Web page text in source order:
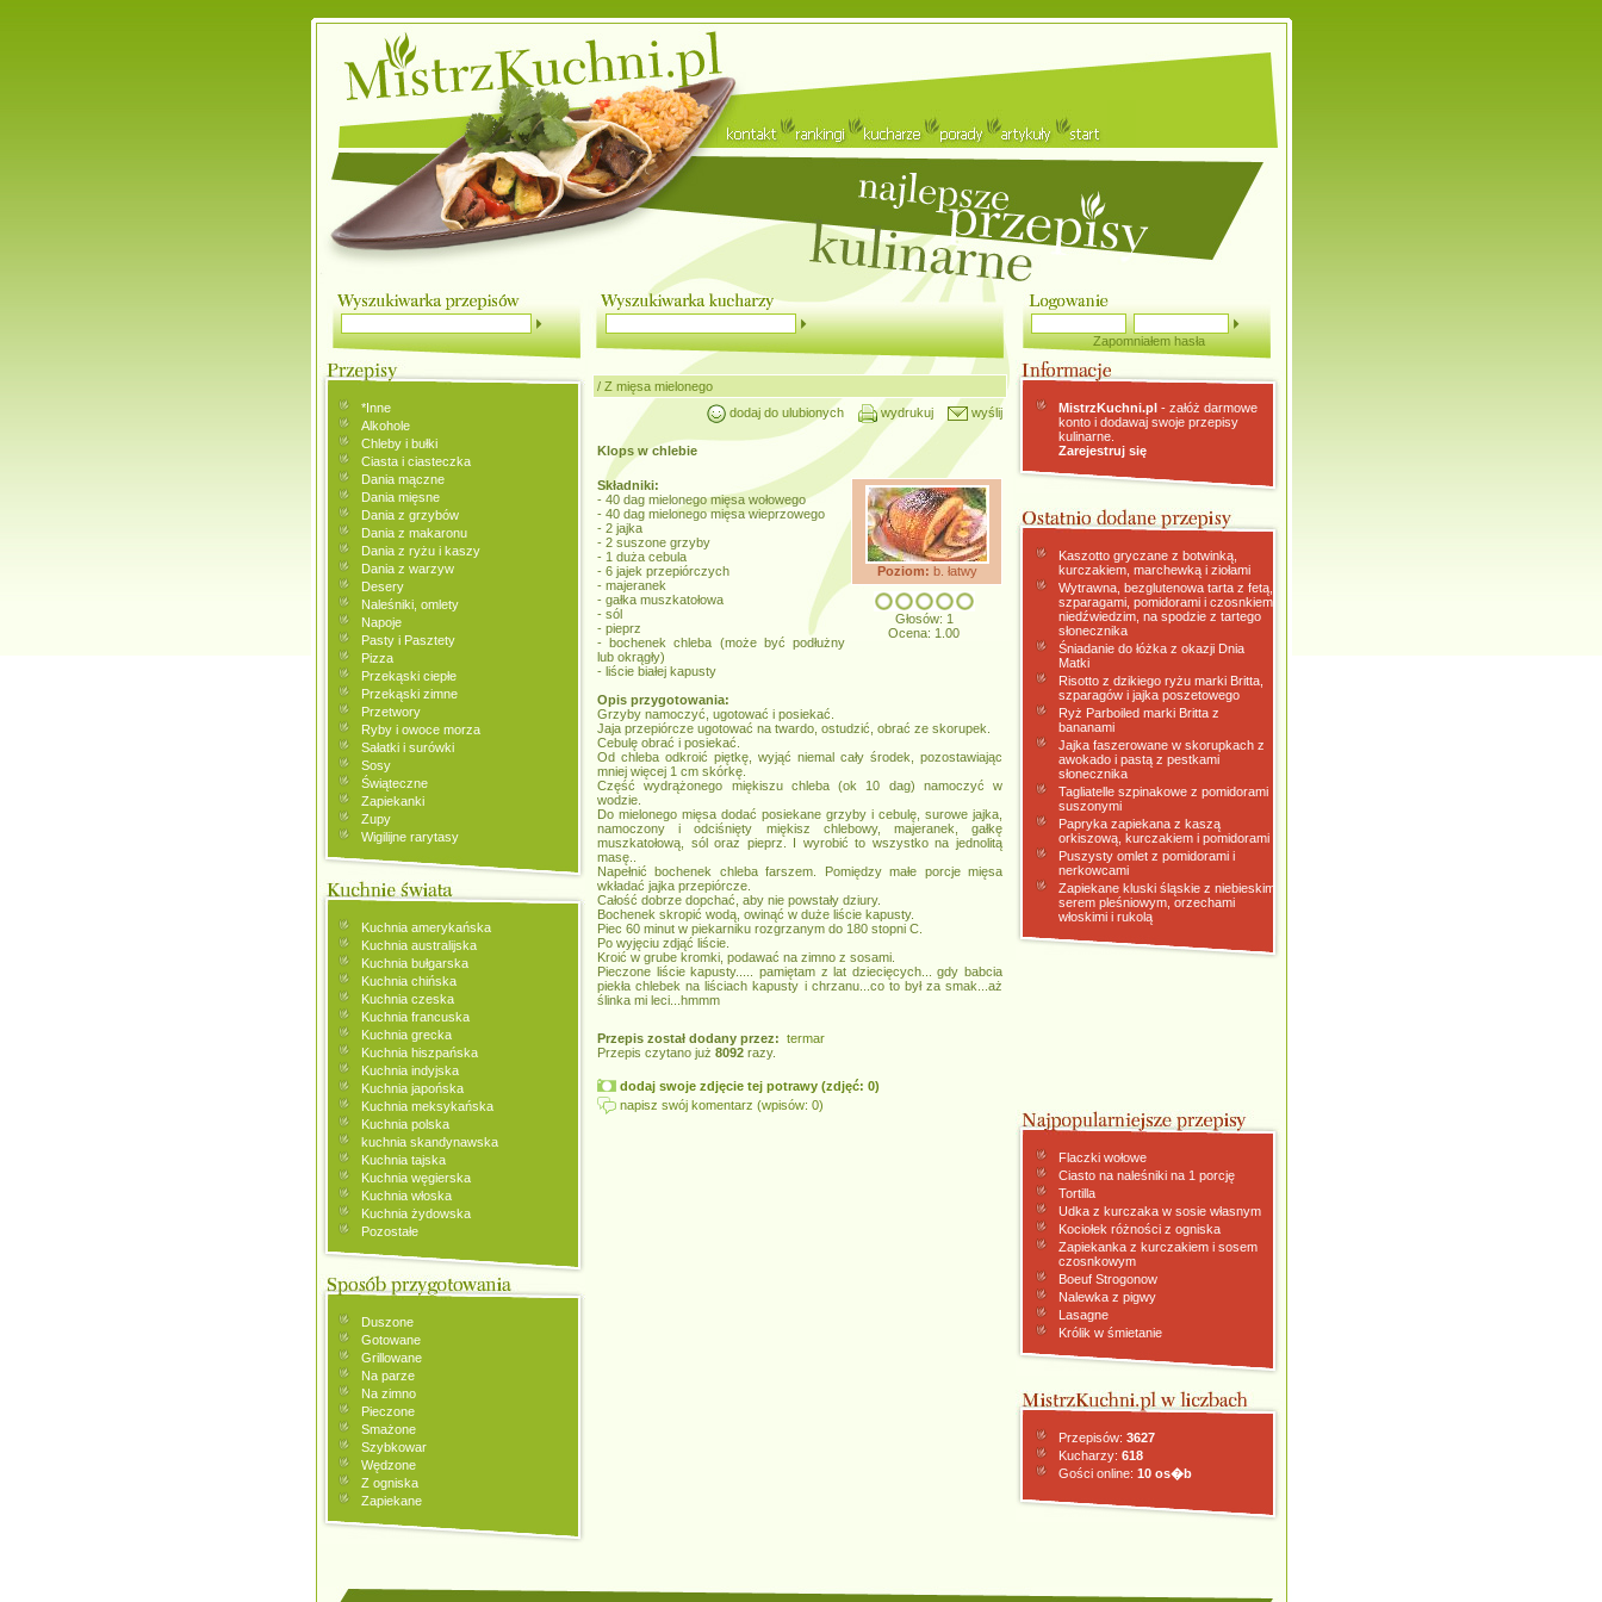
Zapomniałem hasła
*Inne
Alkohole
Chleby i bułki
Ciasta i ciasteczka
Dania mączne
Dania mięsne
Dania z grzybów
Dania z makaronu
Dania z ryżu i kaszy
Dania z warzyw
Desery
Naleśniki, omlety
Napoje
Pasty i Pasztety
Pizza
Przekąski ciepłe
Przekąski zimne
Przetwory
Ryby i owoce morza
Sałatki i surówki
Sosy
Świąteczne
Zapiekanki
Zupy
Wigilijne rarytasy
Kuchnia amerykańska
Kuchnia australijska
Kuchnia bułgarska
Kuchnia chińska
Kuchnia czeska
Kuchnia francuska
Kuchnia grecka
Kuchnia hiszpańska
Kuchnia indyjska
Kuchnia japońska
Kuchnia meksykańska
Kuchnia polska
kuchnia skandynawska
Kuchnia tajska
Kuchnia węgierska
Kuchnia włoska
Kuchnia żydowska
Pozostałe
Duszone
Gotowane
Grillowane
Na parze
Na zimno
Pieczone
Smażone
Szybkowar
Wędzone
Z ogniska
Zapiekane
/ Z mięsa mielonego
dodaj do ulubionych
wydrukuj wyślij
Klops w chlebie
Poziom: b. łatwy
Głosów: 1
Ocena: 1.00
Składniki:
- 40 dag mielonego mięsa wołowego
- 40 dag mielonego mięsa wieprzowego
- 2 jajka
- 2 suszone grzyby
- 1 duża cebula
- 6 jajek przepiórczych
- majeranek
- gałka muszkatołowa
- sól
- pieprz
- bochenek chleba (może być podłużny
lub okrągły)
- liście białej kapusty
Opis przygotowania:
Grzyby namoczyć, ugotować i posiekać.
Jaja przepiórcze ugotować na twardo, ostudzić, obrać ze skorupek.
Cebulę obrać i posiekać.
Od chleba odkroić piętkę, wyjąć niemal cały środek, pozostawiając
mniej więcej 1 cm skórkę.
Część wydrążonego miękiszu chleba (ok 10 dag) namoczyć w
wodzie.
Do mielonego mięsa dodać posiekane grzyby i cebulę, surowe jajka,
namoczony i odciśnięty miękisz chlebowy, majeranek, gałkę
muszkatołową, sól oraz pieprz. I wyrobić to wszystko na jednolitą
masę..
Napełnić bochenek chleba farszem. Pomiędzy małe porcje mięsa
wkładać jajka przepiórcze.
Całość dobrze dopchać, aby nie powstały dziury.
Bochenek skropić wodą, owinąć w duże liście kapusty.
Piec 60 minut w piekarniku rozgrzanym do 180 stopni C.
Po wyjęciu zdjąć liście.
Kroić w grube kromki, podawać na zimno z sosami.
Pieczone liście kapusty..... pamiętam z lat dziecięcych... gdy babcia
piekła chlebek na liściach kapusty i chrzanu...co to był za smak...aż
ślinka mi leci...hmmm
Przepis został dodany przez: termar
Przepis czytano już 8092 razy.
dodaj swoje zdjęcie tej potrawy (zdjęć: 0)
napisz swój komentarz (wpisów: 0)
MistrzKuchni.pl- załóż darmowe
konto i dodawaj swoje przepisy
kulinarne.
Zarejestruj się
Kaszotto gryczane z botwinką,
kurczakiem, marchewką i ziołami
Wytrawna, bezglutenowa tarta z fetą,
szparagami, pomidorami i czosnkiem
niedźwiedzim, na spodzie z tartego
słonecznika
Śniadanie do łóżka z okazji Dnia
Matki
Risotto z dzikiego ryżu marki Britta,
szparagów i jajka poszetowego
Ryż Parboiled marki Britta z
bananami
Jajka faszerowane w skorupkach z
awokado i pastą z pestkami
słonecznika
Tagliatelle szpinakowe z pomidorami
suszonymi
Papryka zapiekana z kaszą
orkiszową, kurczakiem i pomidorami
Puszysty omlet z pomidorami i
nerkowcami
Zapiekane kluski śląskie z niebieskim
serem pleśniowym, orzechami
włoskimi i rukolą
Flaczki wołowe
Ciasto na naleśniki na 1 porcję
Tortilla
Udka z kurczaka w sosie własnym
Kociołek różności z ogniska
Zapiekanka z kurczakiem i sosem
czosnkowym
Boeuf Strogonow
Nalewka z pigwy
Lasagne
Królik w śmietanie
Przepisów: 3627
Kucharzy: 618
Gości online: 10 os�b